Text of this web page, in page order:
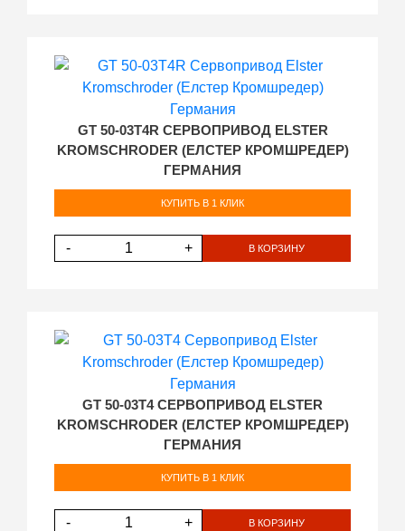
GT 50-03T4R СЕРВОПРИВОД ELSTER
KROMSCHRODER (ЕЛСТЕР КРОМШРЕДЕР)
ГЕРМАНИЯ
КУПИТЬ В 1 КЛИК
- + В КОРЗИНУ
GT 50-03T4 СЕРВОПРИВОД ELSTER
KROMSCHRODER (ЕЛСТЕР КРОМШРЕДЕР)
ГЕРМАНИЯ
КУПИТЬ В 1 КЛИК
- + В КОРЗИНУ